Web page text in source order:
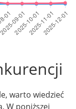
warto wiedzieć
W poniższej